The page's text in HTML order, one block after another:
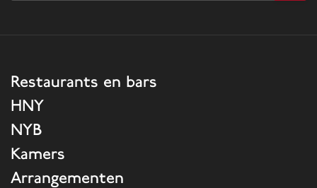
Restaurants en bars
HNY
NYB
Kamers
Arrangementen